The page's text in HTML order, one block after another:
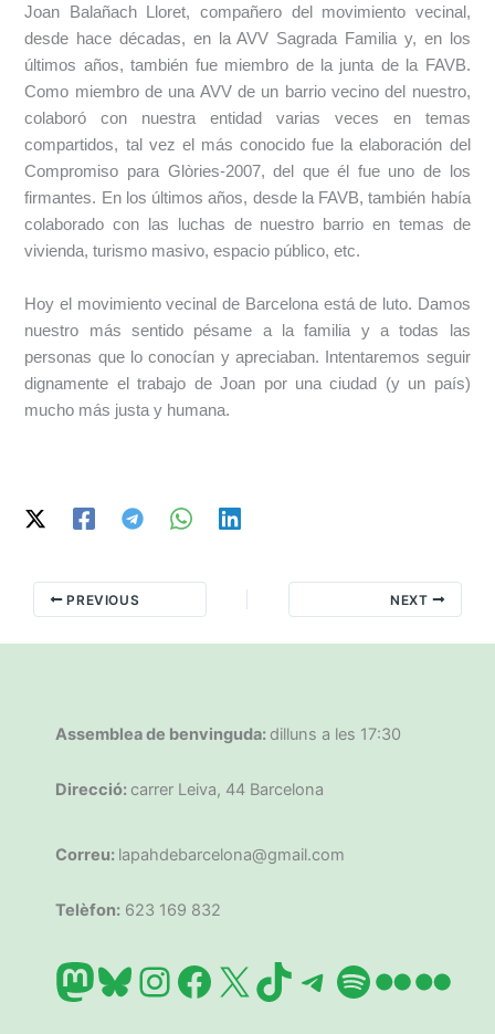
Joan Balañach Lloret, compañero del movimiento vecinal,
desde hace décadas, en la AVV Sagrada Familia y, en los
últimos años, también fue miembro de la junta de la FAVB.
Como miembro de una AVV de un barrio vecino del nuestro,
colaboró con nuestra entidad varias veces en temas
compartidos, tal vez el más conocido fue la elaboración del
Compromiso para Glòries-2007, del que él fue uno de los
firmantes. En los últimos años, desde la FAVB, también había
colaborado con las luchas de nuestro barrio en temas de
vivienda, turismo masivo, espacio público, etc.
Hoy el movimiento vecinal de Barcelona está de luto. Damos
nuestro más sentido pésame a la familia y a todas las
personas que lo conocían y apreciaban. Intentaremos seguir
dignamente el trabajo de Joan por una ciudad (y un país)
mucho más justa y humana.
PREVIOUS NEXT
Assemblea de benvinguda: dilluns a les 17:30
Direcció: carrer Leiva, 44 Barcelona
Correu: lapahdebarcelona@gmail.com
Telèfon: 623 169 832
Mastodon
Bluesky
Instagram
Facebook
X TikTok
Telegram
Spotify
Flickr